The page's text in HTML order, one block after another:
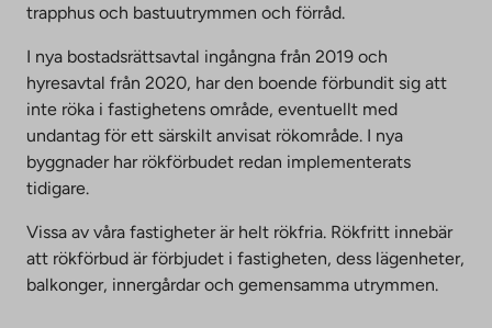
trapphus och bastuutrymmen och förråd.
I nya bostadsrättsavtal ingångna från 2019 och
hyresavtal från 2020, har den boende förbundit sig att
inte röka i fastighetens område, eventuellt med
undantag för ett särskilt anvisat rökområde. I nya
byggnader har rökförbudet redan implementerats
tidigare.
Vissa av våra fastigheter är helt rökfria. Rökfritt innebär
att rökförbud är förbjudet i fastigheten, dess lägenheter,
balkonger, innergårdar och gemensamma utrymmen.